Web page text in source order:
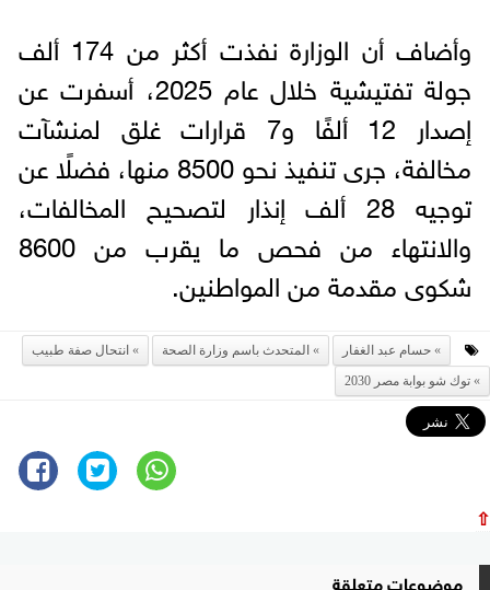
وأضاف أن الوزارة نفذت أكثر من 174 ألف
جولة تفتيشية خلال عام 2025، أسفرت عن
إصدار 12 ألفًا و7 قرارات غلق لمنشآت
مخالفة، جرى تنفيذ نحو 8500 منها، فضلًا عن
توجيه 28 ألف إنذار لتصحيح المخالفات،
والانتهاء من فحص ما يقرب من 8600
شكوى مقدمة من المواطنين.
حسام عبد الغفار المتحدث باسم وزارة الصحة
انتحال صفة طبيب
توك شو بوابة مصر 2030
⇧
موضوعات متعلقة